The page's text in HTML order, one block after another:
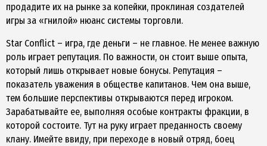
продадите их на рынке за копейки, проклиная создателей
игры за «гнилой» нюанс системы торговли.
Star Conflict – игра, где деньги – не главное. Не менее важную
роль играет репутация. По важности, он стоит выше опыта,
который лишь открывает новые бонусы. Репутация –
показатель уважения в обществе капитанов. Чем она выше,
тем большие перспективы открываются перед игроком.
Зарабатывайте ее, выполняя особые контракты фракции, в
которой состоите. Тут на руку играет преданность своему
клану. Имейте ввиду, при переходе в новый отряд, боец